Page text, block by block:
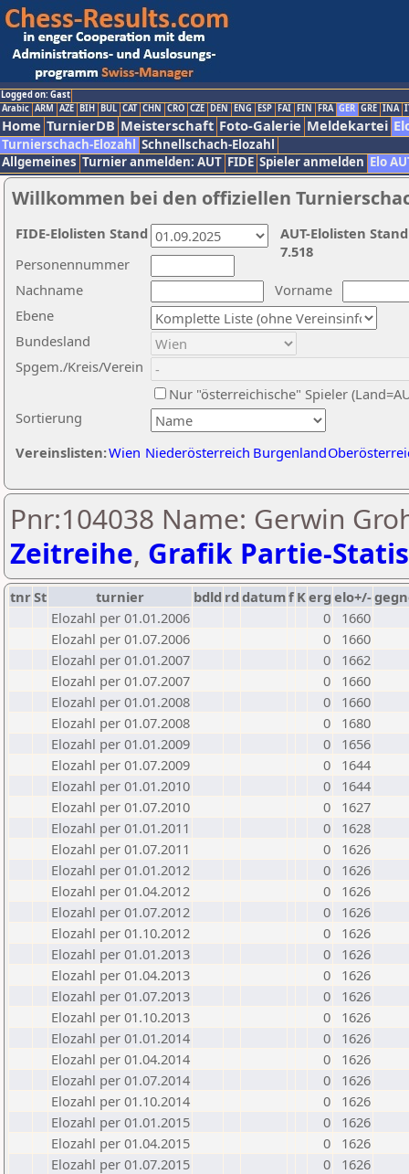
Logged on: Gast
Arabic ARM AZE BIH BUL CAT CHN CRO CZE DEN ENG ESP FAI FIN FRA GER GRE INA
Home TurnierDB Meisterschaft Foto-Galerie Meldekartei
Turnierschach-Elozahl Schnellschach-Elozahl
Allgemeines Turnier anmelden: AUT FIDE Spieler anmelden Elo
Willkommen bei den offiziellen
Nachname
Vorname
Ebene
Sortierung
Personennummer
Bundesland
Spgem./Kreis/Verein
Nur "österreichische" Spieler
Vereinslisten:Wien Niederösterreich Burgenland
AUT-Elolisten
7.518
FIDE-Elolisten Stand
Pnr:104038 Name: Gerwin
Zeitreihe, Grafik Partie-
tnrSt turnier bdld rd datumf Kerg elo+/-
Elozahl per 01.01.2006
0
1660
Elozahl per 01.07.2006
0
1660
Elozahl per 01.01.2007
0
1662
Elozahl per 01.07.2007
0
1660
Elozahl per 01.01.2008
0
1660
Elozahl per 01.07.2008
0
1680
Elozahl per 01.01.2009
0
1656
Elozahl per 01.07.2009
0
1644
Elozahl per 01.01.2010
0
1644
Elozahl per 01.07.2010
0
1627
Elozahl per 01.01.2011
0
1628
Elozahl per 01.07.2011
0
1626
Elozahl per 01.01.2012
0
1626
Elozahl per 01.04.2012
0
1626
Elozahl per 01.07.2012
0
1626
Elozahl per 01.10.2012
0
1626
Elozahl per 01.01.2013
0
1626
Elozahl per 01.04.2013
0
1626
Elozahl per 01.07.2013
0
1626
Elozahl per 01.10.2013
0
1626
Elozahl per 01.01.2014
0
1626
Elozahl per 01.04.2014
0
1626
Elozahl per 01.07.2014
0
1626
Elozahl per 01.10.2014
0
1626
Elozahl per 01.01.2015
0
1626
Elozahl per 01.04.2015
0
1626
Elozahl per 01.07.2015
0
1626